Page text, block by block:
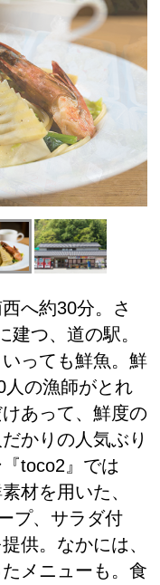
へ約30分。さ
建つ、道の駅。
っても鮮魚。鮮
人の漁師がとれ
あって、鮮度の
かりの人気ぶり
toco2』では
材を用いた、
プ、サラダ付
供。なかには、
メニューも。食